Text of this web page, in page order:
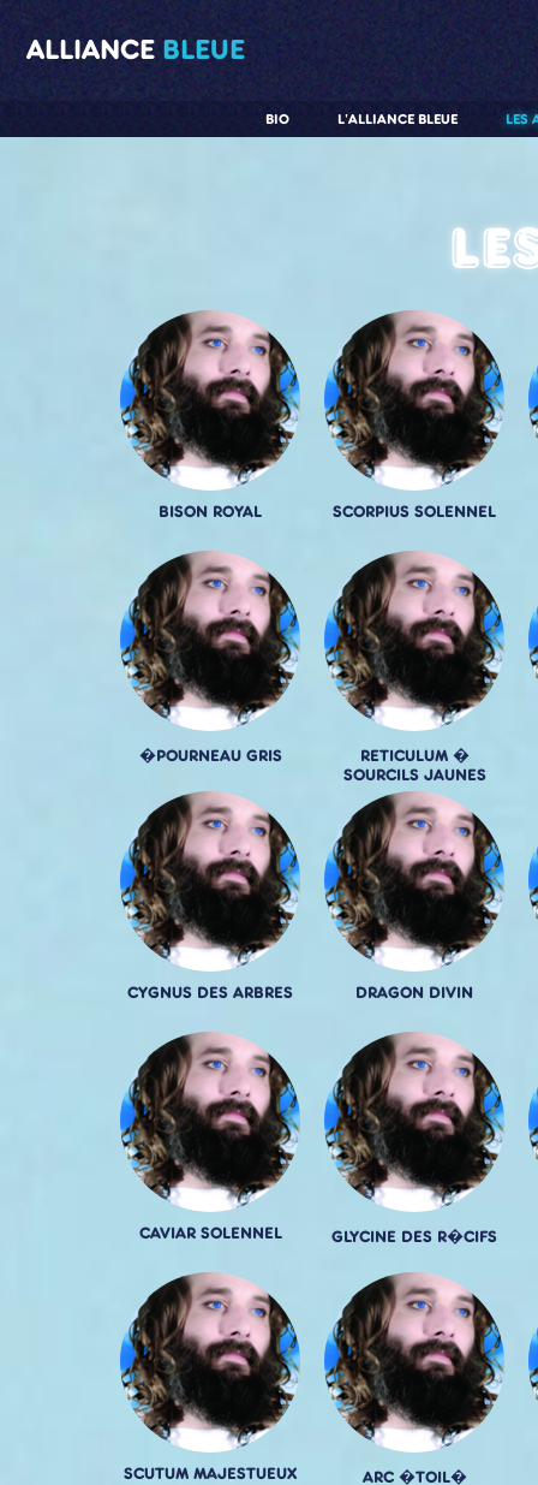
ALLIANCE BLEUE
LES
L'ALLIANCE BLEUE
BIO
BISON ROYAL SCORPIUS SOLENNEL
�POURNEAU GRIS
RETICULUM �
SOURCILS JAUNES
CYGNUS DES ARBRES DRAGON DIVIN
CAVIAR SOLENNEL GLYCINE DES R�CIFS
SCUTUM MAJESTUEUX ARC �TOIL�